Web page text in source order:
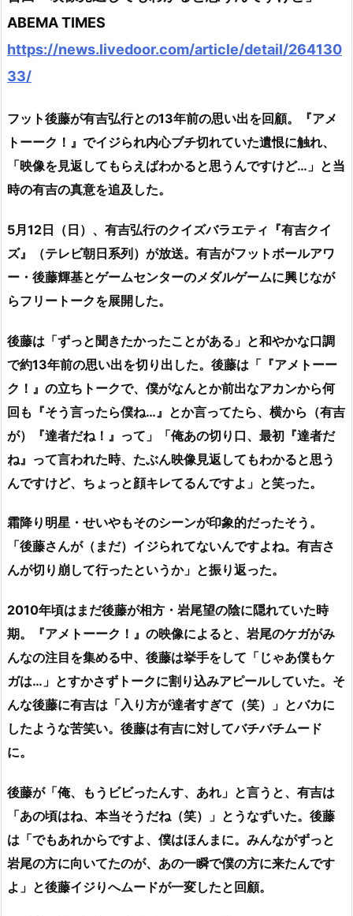
ABEMA TIMES
https://news.livedoor.com/article/detail/264130
33/
フット後藤が有吉弘行との13年前の思い出を回顧。『アメ
トーーク！』でイジられ内心ブチ切れていた遺恨に触れ、
「映像を見返してもらえばわかると思うんですけど…」と当
時の有吉の真意を追及した。
5月12日（日）、有吉弘行のクイズバラエティ『有吉クイ
ズ』（テレビ朝日系列）が放送。有吉がフットボールアワ
ー・後藤輝基とゲームセンターのメダルゲームに興じなが
らフリートークを展開した。
後藤は「ずっと聞きたかったことがある」と和やかな口調
で約13年前の思い出を切り出した。後藤は「『アメトーー
ク！』の立ちトークで、僕がなんとか前出なアカンから何
回も『そう言ったら僕ね…』とか言ってたら、横から（有吉
が）『達者だね！』って」「俺あの切り口、最初『達者だ
ね』って言われた時、たぶん映像見返してもわかると思う
んですけど、ちょっと顔キレてるんですよ」と笑った。
霜降り明星・せいやもそのシーンが印象的だったそう。
「後藤さんが（まだ）イジられてないんですよね。有吉さ
んが切り崩して行ったというか」と振り返った。
2010年頃はまだ後藤が相方・岩尾望の陰に隠れていた時
期。『アメトーーク！』の映像によると、岩尾のケガがみ
んなの注目を集める中、後藤は挙手をして「じゃあ僕もケ
ガは…」とすかさずトークに割り込みアピールしていた。そ
んな後藤に有吉は「入り方が達者すぎて（笑）」とバカに
したような苦笑い。後藤は有吉に対してバチバチムード
に。
後藤が「俺、もうビビったんす、あれ」と言うと、有吉は
「あの頃はね、本当そうだね（笑）」とうなずいた。後藤
は「でもあれからですよ、僕はほんまに。みんながずっと
岩尾の方に向いてたのが、あの一瞬で僕の方に来たんです
よ」と後藤イジりへムードが一変したと回顧。